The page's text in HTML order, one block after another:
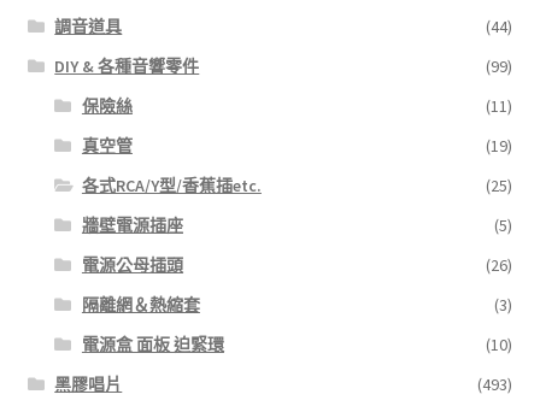
調音道具
(44)
DIY & 各種音響零件
(99)
保險絲
(11)
真空管
(19)
各式RCA/Y型/香蕉插etc.
(25)
牆壁電源插座
(5)
電源公母插頭
(26)
隔離網＆熱縮套
(3)
電源盒 面板 迫緊環
(10)
黑膠唱片
(493)